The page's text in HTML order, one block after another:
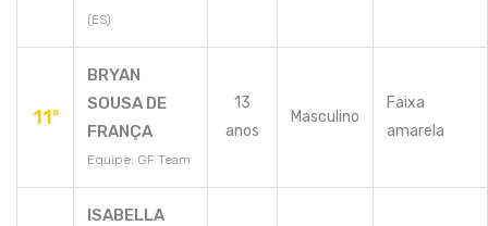
(ES)
11º
BRYAN
SOUSA DE
FRANÇA
Equipe: GF Team
13
anos
Masculino
Faixa
amarela
ISABELLA